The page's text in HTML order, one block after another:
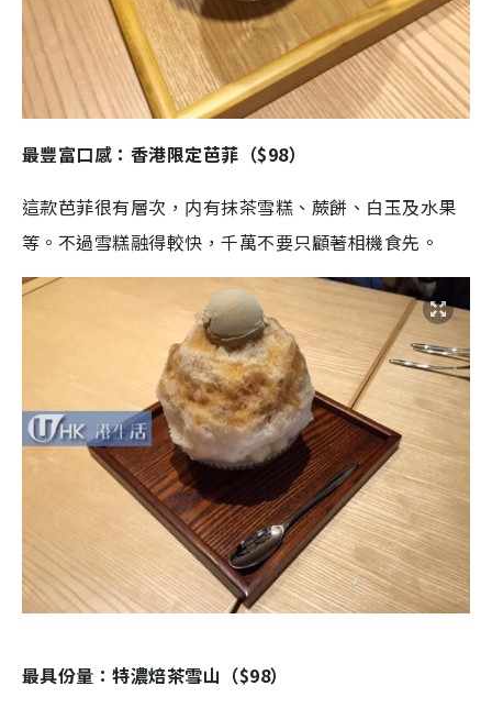
最豐富口感：香港限定芭菲（$98）
這款芭菲很有層次，内有抹茶雪糕、蕨餅、白玉及水果
等。不過雪糕融得較快，千萬不要只顧著相機食先。
最具份量：特濃焙茶雪山（$98）